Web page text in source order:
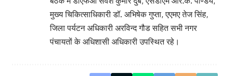
मुख्य चिकित्साधिकारी डॉ. अभिषेक गुप्ता, एएमए तेज सिंह,
जिला पर्यटन अधिकारी अरविन्द गौड सहित सभी नगर
पंचायतों के अधिशासी अधिकारी उपस्थित रहे।